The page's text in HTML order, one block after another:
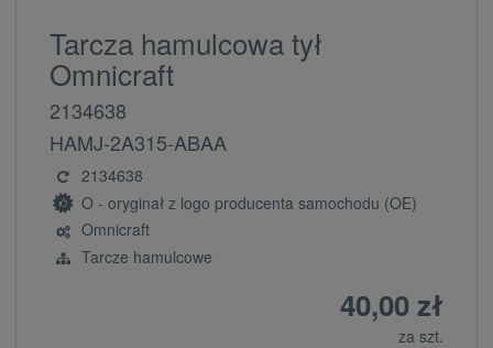
Tarcza hamulcowa tył
Omnicraft
2134638
HAMJ-2A315-ABAA
2134638
O - oryginał z logo producenta samochodu (OE)
Omnicraft
Tarcze hamulcowe
40,00 zł
za szt.